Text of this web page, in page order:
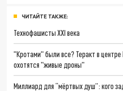
ЧИТАЙТЕ ТАКЖЕ:
Технофашисты XXI века
"Кротами" были все? Теракт в
охотятся "живые дроны"
Миллиард для “мёртвых душ”: кого